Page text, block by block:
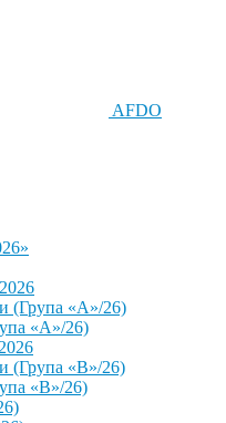
AFDO
(Група «А»/26)
«А»/26)
(Група «В»/26)
«В»/26)